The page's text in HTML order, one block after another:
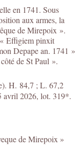
en 1741. Sous
aux armes, la
de Mirepoix ».
Effigiem pinxit
Depape an. 1741 »
de St Paul ».
H. 84,7 ; L. 67,2
avril 2026, lot. 319*.
de Mirepoix »